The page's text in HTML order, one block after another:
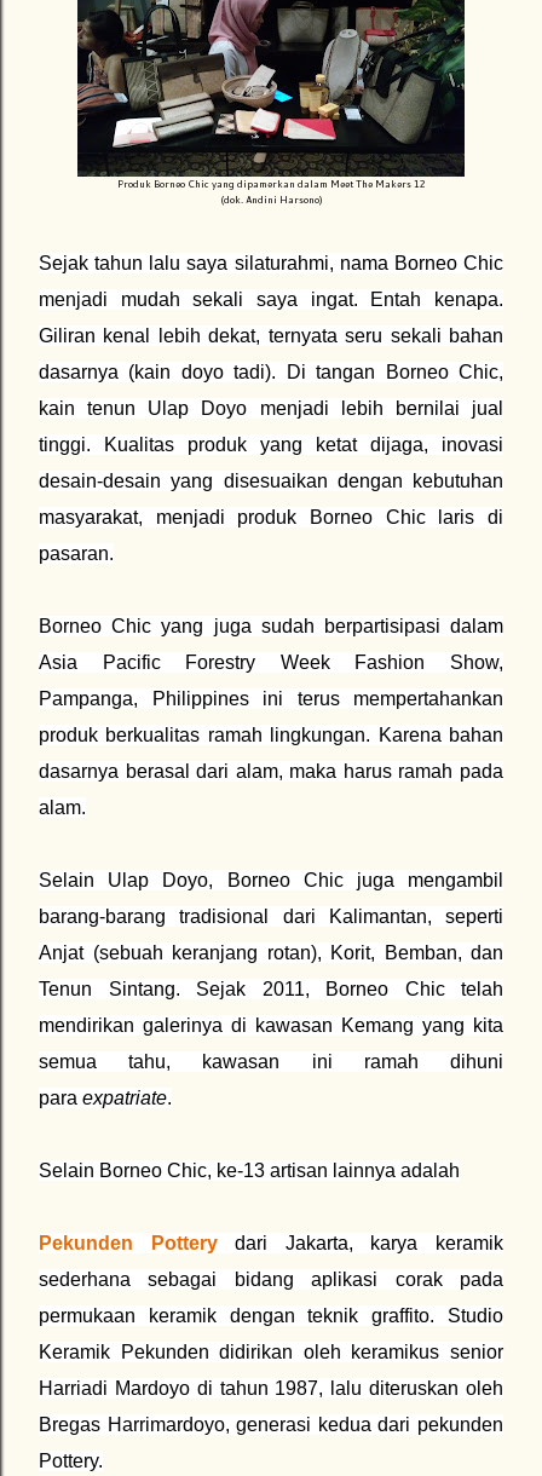
Produk Borneo Chic yang dipamerkan dalam Meet The Makers 12
(dok. Andini Harsono)
Sejak tahun lalu saya silaturahmi, nama Borneo Chic
menjadi mudah sekali saya ingat. Entah kenapa.
Giliran kenal lebih dekat, ternyata seru sekali bahan
dasarnya (kain doyo tadi). Di tangan Borneo Chic,
kain tenun Ulap Doyo menjadi lebih bernilai jual
tinggi. Kualitas produk yang ketat dijaga, inovasi
desain-desain yang disesuaikan dengan kebutuhan
masyarakat, menjadi produk Borneo Chic laris di
pasaran.
Borneo Chic yang juga sudah berpartisipasi dalam
Asia Pacific Forestry Week Fashion Show,
Pampanga, Philippines ini terus mempertahankan
produk berkualitas ramah lingkungan. Karena bahan
dasarnya berasal dari alam, maka harus ramah pada
alam.
Selain Ulap Doyo, Borneo Chic juga mengambil
barang-barang tradisional dari Kalimantan, seperti
Anjat (sebuah keranjang rotan), Korit, Bemban, dan
Tenun Sintang. Sejak 2011, Borneo Chic telah
mendirikan galerinya di kawasan Kemang yang kita
semua tahu, kawasan ini ramah dihuni
para expatriate.
Selain Borneo Chic, ke-13 artisan lainnya adalah
Pekunden Potterydari Jakarta, karya keramik
sederhana sebagai bidang aplikasi corak pada
permukaan keramik dengan teknik graffito. Studio
Keramik Pekunden didirikan oleh keramikus senior
Harriadi Mardoyo di tahun 1987, lalu diteruskan oleh
Bregas Harrimardoyo, generasi kedua dari pekunden
Pottery.